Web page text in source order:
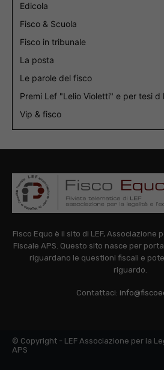
Edicola
Fisco & Scuola
Fisco in tribunale
La posta
Le parole del fisco
Premi Lef "Lelio Violetti" e per tesi d
Vip & fisco
Fisco Equo è il sito di LEF, Associazione
Fiscale APS. Questo sito nasce per
riguardano le questioni fiscali e
riguardo.
Contattaci:
© Copyright - LEF Associazione per la
APS